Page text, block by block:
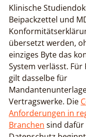
Klinische
Beipackzettel und
übersetzt werden,
einziges Byte das
System verlässt. Für
gilt dasselbe für
Vertragswerke. Die
Anforderungen in
Branchen sind dafür